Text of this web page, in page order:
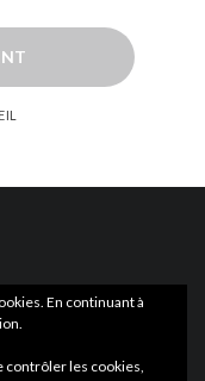
En continuant à
contrôler les cookies,